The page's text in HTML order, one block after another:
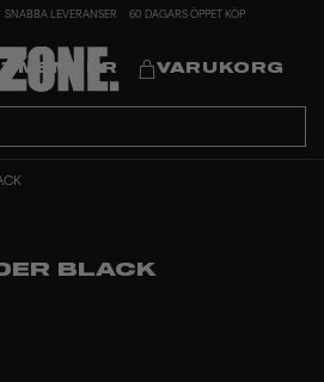
SNABBA LEVERANSER 60 DAGARS ÖPPET KÖP
MEMBER VARUKORG
BLACK